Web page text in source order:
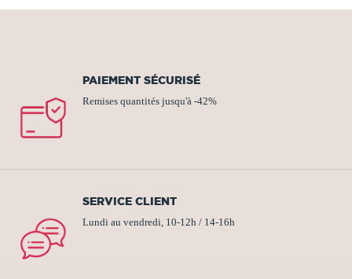
PAIEMENT SÉCURISÉ
Remises quantités jusqu'à -42%
SERVICE CLIENT
Lundi au vendredi, 10-12h / 14-16h